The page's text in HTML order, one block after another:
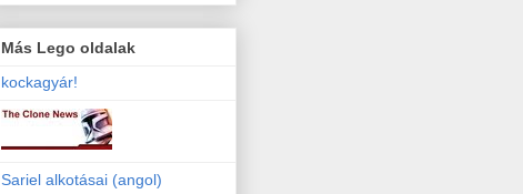
Más Lego oldalak
kockagyár!
Sariel alkotásai (angol)